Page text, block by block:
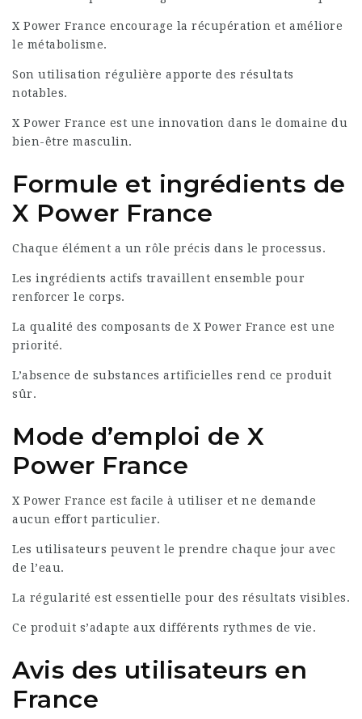
X Power France encourage la récupération et améliore
le métabolisme.
Son utilisation régulière apporte des résultats
notables.
X Power France est une innovation dans le domaine du
bien-être masculin.
Formule et ingrédients de
X Power France
Chaque élément a un rôle précis dans le processus.
Les ingrédients actifs travaillent ensemble pour
renforcer le corps.
La qualité des composants de X Power France est une
priorité.
L’absence de substances artificielles rend ce produit
sûr.
Mode d’emploi de X
Power France
X Power France est facile à utiliser et ne demande
aucun effort particulier.
Les utilisateurs peuvent le prendre chaque jour avec
de l’eau.
La régularité est essentielle pour des résultats visibles.
Ce produit s’adapte aux différents rythmes de vie.
Avis des utilisateurs en
France